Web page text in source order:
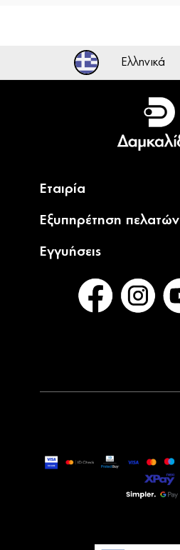
Ελληνικά
Ελληνικά
English
Εταιρία
Εξυπηρέτηση πελατών
Εγγυήσεις